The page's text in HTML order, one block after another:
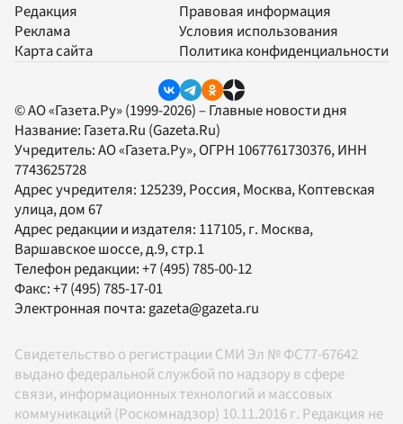
Редакция
Реклама
Карта сайта
Правовая информация
Условия использования
Политика конфиденциальности
© АО «Газета.Ру» (1999-2026) – Главные новости дня
Название: Газета.Ru (Gazeta.Ru)
Учредитель:АО «Газета.Ру», ОГРН 1067761730376, ИНН
7743625728
Адрес учредителя: 125239, Россия, Москва, Коптевская
улица, дом 67
Адрес редакции и издателя: 117105, г. Москва,
Варшавское шоссе, д.9, стр.1
Телефон редакции:+7 (495) 785-00-12
Факс:+7 (495) 785-17-01
Электронная почта:gazeta@gazeta.ru
Свидетельство о регистрации СМИ Эл № ФС77-67642
выдано федеральной службой по надзору в сфере
связи, информационных технологий и массовых
коммуникаций (Роскомнадзор) 10.11.2016 г. Редакция не